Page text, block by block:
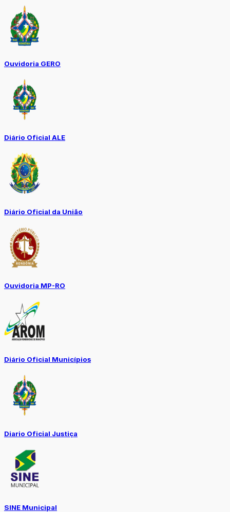
Ouvidoria GERO
Diário Oficial ALE
Diário Oficial da União
Ouvidoria MP-RO
Diário Oficial Municípios
Diario Oficial Justiça
SINE Municipal